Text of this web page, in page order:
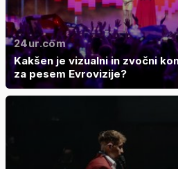
24ur.com
Kakšen je vizualni in zvočni
za pesem Evrovizije?